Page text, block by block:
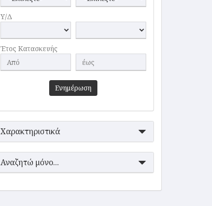
Υ/Δ
Έτος Κατασκευής
Ενημέρωση
Χαρακτηριστικά
Αναζητώ μόνο...